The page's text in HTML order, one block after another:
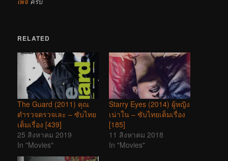
RELATED
The Guard (2011) คุณ
ตำรวจตรวจเละ – ซับไทย
เต็มเรื่อง [439]
25 สิงหาคม 2019
In "Movies"
Starry Eyes (2014) ผู้หญิง
เน่าใน – ซับไทยเต็มเรื่อง
[185]
11 สิงหาคม 2018
In "Movies"